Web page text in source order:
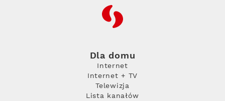
RFC
Dla domu
Internet
Internet + TV
Telewizja
Lista kanałów